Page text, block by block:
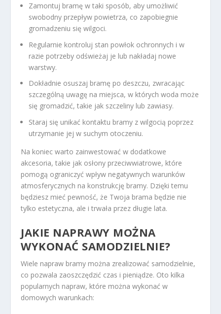
Zamontuj bramę w taki sposób, aby umożliwić
swobodny przepływ powietrza, co zapobiegnie
gromadzeniu się wilgoci.
Regularnie kontroluj stan powłok ochronnych i w
razie potrzeby odświeżaj je lub nakładaj nowe
warstwy.
Dokładnie osuszaj bramę po deszczu, zwracając
szczególną uwagę na miejsca, w których woda może
się gromadzić, takie jak szczeliny lub zawiasy.
Staraj się unikać kontaktu bramy z wilgocią poprzez
utrzymanie jej w suchym otoczeniu.
Na koniec warto zainwestować w dodatkowe
akcesoria, takie jak osłony przeciwwiatrowe, które
pomogą ograniczyć wpływ negatywnych warunków
atmosferycznych na konstrukcję bramy. Dzięki temu
będziesz mieć pewność, że Twoja brama będzie nie
tylko estetyczna, ale i trwała przez długie lata.
JAKIE NAPRAWY MOŻNA
WYKONAĆ SAMODZIELNIE?
Wiele napraw bramy można zrealizować samodzielnie,
co pozwala zaoszczędzić czas i pieniądze. Oto kilka
popularnych napraw, które można wykonać w
domowych warunkach: